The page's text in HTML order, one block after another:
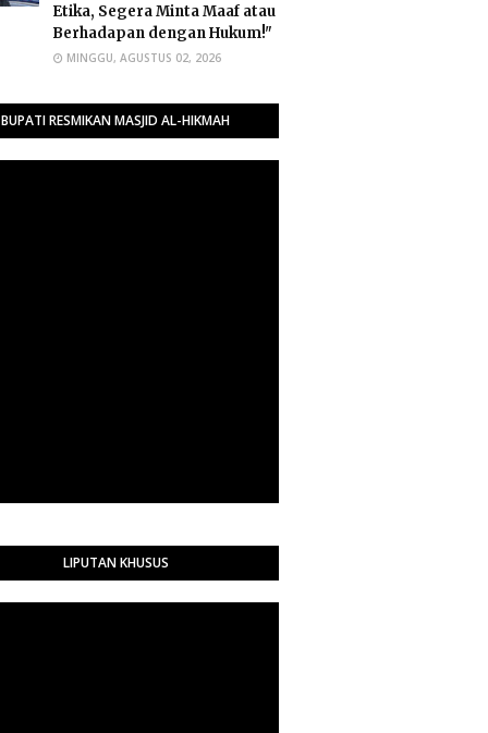
Etika, Segera Minta Maaf atau
Berhadapan dengan Hukum!"
MINGGU, AGUSTUS 02, 2026
BUPATI RESMIKAN MASJID AL-HIKMAH
LIPUTAN KHUSUS